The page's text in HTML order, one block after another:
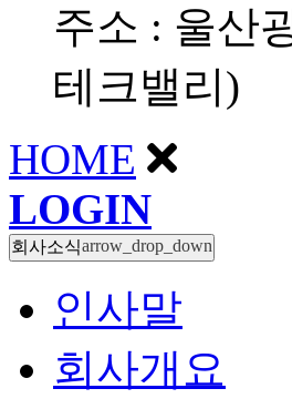
주소 : 울산
테크밸리)
HOME
LOGIN
회사소식arrow_drop_down
인사말
회사개요